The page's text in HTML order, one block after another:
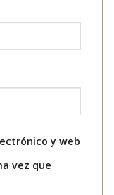
y web
vez que